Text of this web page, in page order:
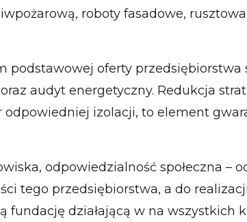
roboty fasadowe,
podstawowej oferty przedsiębiorstwa
audyt energetyczny. Redukcja strat
odpowiedniej izolacji, to element
odpowiedzialność społeczna –
tego przedsiębiorstwa, a do
fundację działającą w na